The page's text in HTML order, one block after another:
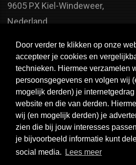
Door verder te klikken op onze
accepteer je cookies en
technieken. Hiermee verzamelen
persoonsgegevens en volgen wij
mogelijk derden) je
website en die van derden.
wij (en mogelijk derden) je
zien die bij jouw interesses
je bijvoorbeeld informatie kunt
social media.
Lees meer
9605 PX Kiel-Windeweer,
Nederland
+31 598 - 320 402
Telefoonnummer:
+31 598 - 350 330
Email:
info@usa-engines.com